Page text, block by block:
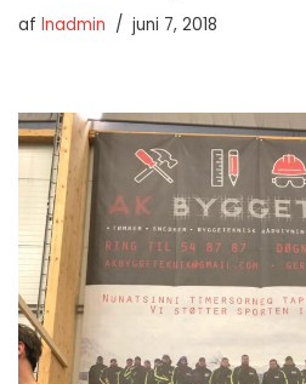
af lnadmin juni 7, 2018